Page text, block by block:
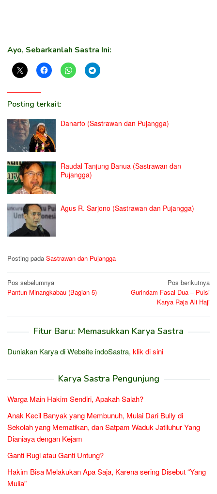
Ayo, Sebarkanlah Sastra Ini:
Posting terkait:
Danarto (Sastrawan dan Pujangga)
Raudal Tanjung Banua (Sastrawan dan
Pujangga)
Agus R. Sarjono (Sastrawan dan Pujangga)
Posting pada Sastrawan dan Pujangga
Navigasi
pos
Pos sebelumnya
Pantun Minangkabau (Bagian 5)
Pos berikutnya
Gurindam Fasal Dua – Puisi
Karya Raja Ali Haji
Fitur Baru: Memasukkan Karya Sastra
Duniakan Karya di Website indoSastra, klik di sini
Karya Sastra Pengunjung
Warga Main Hakim Sendiri, Apakah Salah?
Anak Kecil Banyak yang Membunuh, Mulai Dari Bully di
Sekolah yang Mematikan, dan Satpam Waduk Jatiluhur Yang
Dianiaya dengan Kejam
Ganti Rugi atau Ganti Untung?
Hakim Bisa Melakukan Apa Saja, Karena sering Disebut “Yang
Mulia”